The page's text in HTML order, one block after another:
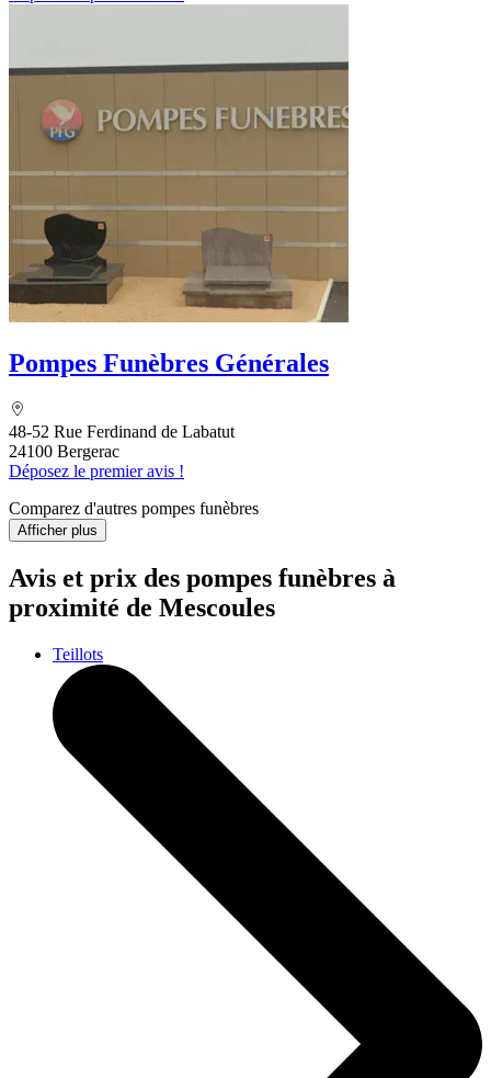
Pompes Funèbres Générales
48-52 Rue Ferdinand de Labatut
24100 Bergerac
Déposez le premier avis !
Comparez d'autres pompes funèbres
Afficher plus
Avis et prix des pompes funèbres à
proximité de Mescoules
Teillots